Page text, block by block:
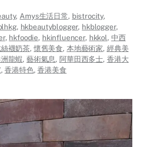
, Amys生活日常, bistrocity,
, hkbeautyblogger, hkblogger,
, hkfoodie, hkinfluencer, hkkol, 中西
襪奶茶, 懷舊美食, 本地藝術家, 經典美
龍蝦, 藝術氣息, 阿華田西多士, 香港大
,香港特色,香港美食